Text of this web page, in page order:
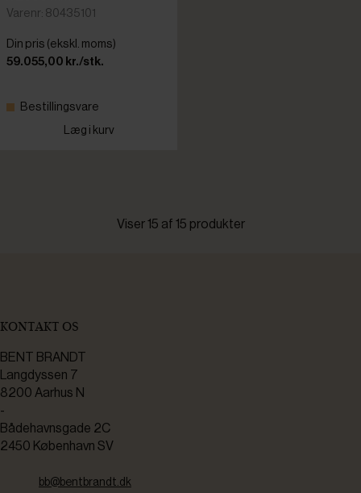
Varenr: 80435101
Din pris (ekskl. moms)
59.055,00 kr./stk.
Bestillingsvare
Læg i kurv
Viser 15 af 15 produkter
KONTAKT OS
BENT BRANDT
Langdyssen 7
8200 Aarhus N
-
Bådehavnsgade 2C
2450 København SV
bb@bentbrandt.dk